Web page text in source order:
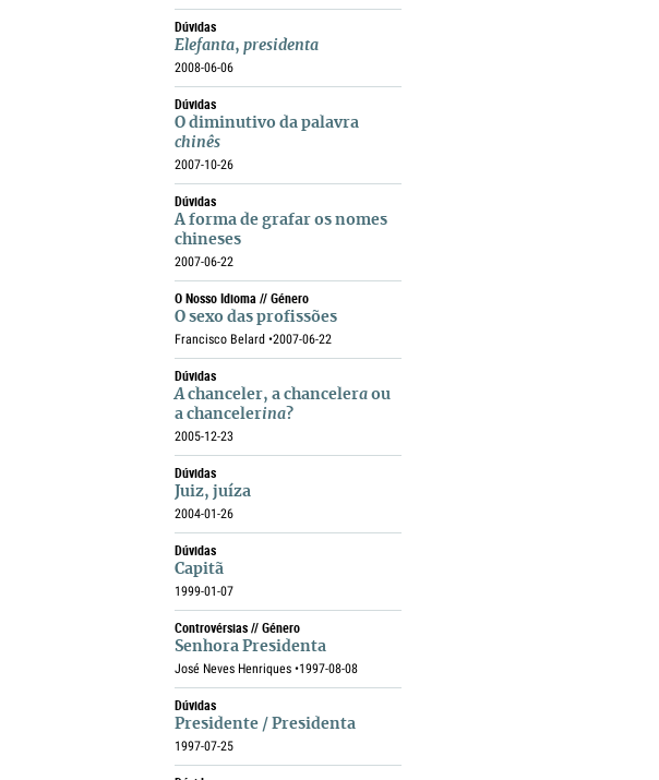
Dúvidas
Elefanta, presidenta
2008-06-06
Dúvidas
O diminutivo da palavra
chinês
2007-10-26
Dúvidas
A forma de grafar os nomes
chineses
2007-06-22
O Nosso Idioma // Género
O sexo das profissões
Francisco Belard •2007-06-22
Dúvidas
Achanceler, a chancelera ou
a chancelerina?
2005-12-23
Dúvidas
Juiz, juíza
2004-01-26
Dúvidas
Capitã
1999-01-07
Controvérsias // Género
Senhora Presidenta
José Neves Henriques •1997-08-08
Dúvidas
Presidente / Presidenta
1997-07-25